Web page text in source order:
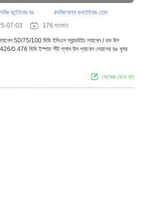
ভাঁজ কন্টেইনার ঘর #ভাঁজযোগ্য কনটেইনার হোম
07-03 176 মতামত
50/75/100 মিমি ইপিএস স্যান্ডউইচ প্যানেল / রক উল
0.476 মিমি ইস্পাত শীট গ্লাস উল প্যানেল দেয়ালের রঙ ধূসর
মেসেজ রেখে যান